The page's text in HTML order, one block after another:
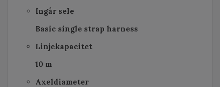
Ingår sele
Basic single strap harness
Linjekapacitet
10 m
Axeldiameter